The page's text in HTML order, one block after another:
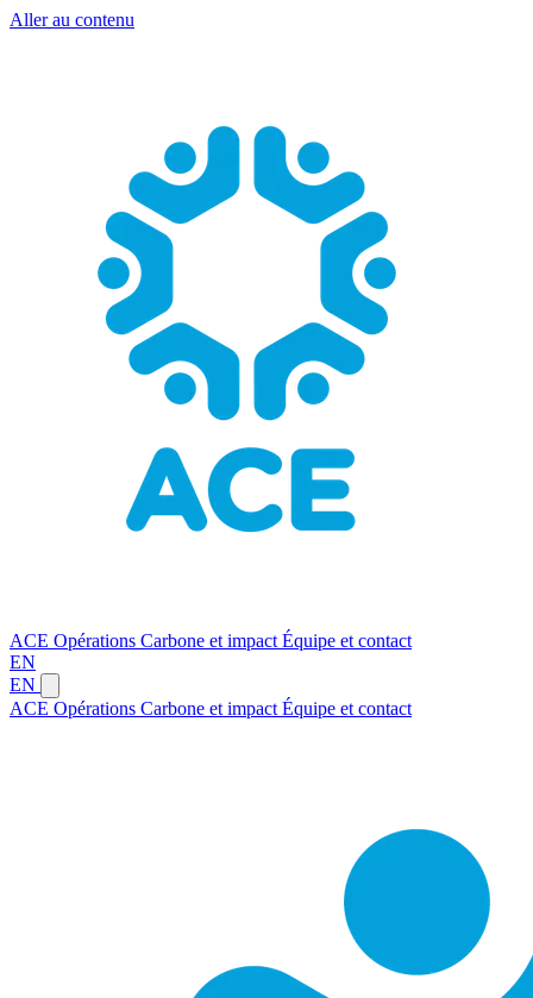
Aller au contenu
ACE Opérations Carbone et impact Équipe et contact
EN
EN
ACE Opérations Carbone et impact Équipe et contact